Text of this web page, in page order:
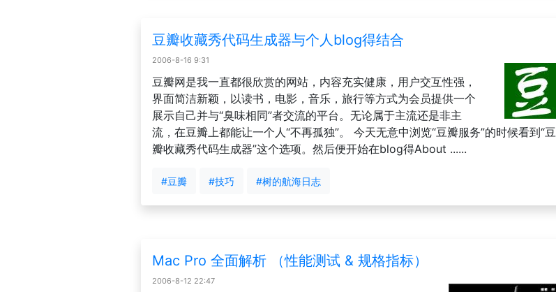
豆瓣收藏秀代码生成器与个人blog得结合
2006-8-16 9:31
豆瓣网是我一直都很欣赏的网站，内容充实健康，用户交互性强，
界面简洁新颖，以读书，电影，音乐，旅行等方式为会员提供一个
展示自己并与“臭味相同”者交流的平台。无论属于主流还是非主
流，在豆瓣上都能让一个人“不再孤独”。 今天无意中浏览“豆瓣服务”的时候看到“豆
瓣收藏秀代码生成器”这个选项。然后便开始在blog得About ......
#豆瓣 #技巧 #树的航海日志
Mac Pro 全面解析 （性能测试 & 规格指标）
2006-8-12 22:47